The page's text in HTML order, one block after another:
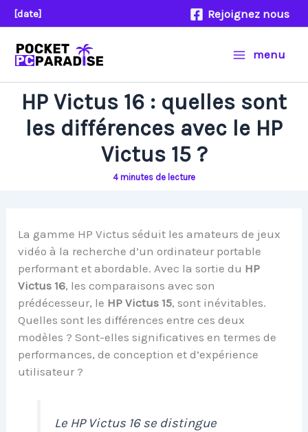
Aller
au
contenu
[date] Rejoignez nous
menu
HP Victus 16 : quelles sont
les différences avec le HP
Victus 15 ?
4 minutes de lecture
La gamme HP Victus séduit les amateurs de jeux
vidéo à la recherche d’un ordinateur portable
performant et abordable. Avec la sortie du HP
Victus 16, les comparaisons avec son
prédécesseur, le HP Victus 15, sont inévitables.
Quelles sont les différences entre ces deux
modèles ? Sont-elles significatives en termes de
performances, de conception et d’expérience
utilisateur ?
Le HP Victus 16 se distingue